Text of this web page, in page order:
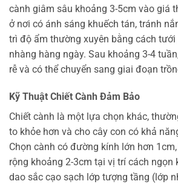
cành giâm sâu khoảng 3-5cm vào giá
ở nơi có ánh sáng khuếch tán, tránh
trì độ ẩm thường xuyên bằng cách
nhàng hàng ngày. Sau khoảng 3-4
rễ và có thể chuyển sang giai đoạn
Kỹ Thuật Chiết Cành Đảm Bảo
Chiết cành là một lựa chọn khác,
to khỏe hơn và cho cây con có khả
Chọn cành có đường kính lớn hơn
rộng khoảng 2-3cm tại vị trí cách ngọn
dao sắc cạo sạch lớp tượng tầng (lớp